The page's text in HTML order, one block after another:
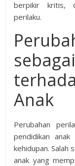
berpikir kritis,
perilaku.
Anak
Perubahan
pendidikan
kehidupan. Salah
anak yang